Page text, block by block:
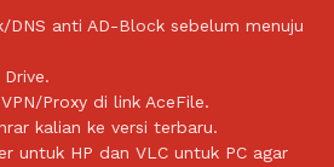
DNS anti AD-Block sebelum menuju
Proxy di link AceFile.
kalian ke versi terbaru.
untuk HP dan VLC untuk PC agar